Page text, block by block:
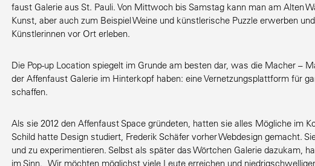
faust Galerie aus St. Pauli. Von Mittwoch bis Samstag kann man am Alten
Kunst, aber auch zum Beispiel Weine und künst­le­rische Puzzle erwerben
Künst­le­rinnen vor Ort erleben.
Die Pop-up Location spiegelt im Grunde am besten dar, was die Macher –
der Affen­faust Galerie im Hinterkopf haben: eine Vernet­zungs­plattform für
schaffen.
Als sie 2012 den Affen­faust Space gründeten, hatten sie alles Mögliche im
Schild hatte Design studiert, Frederik Schäfer vorher Webdesign gemacht.
und zu experi­men­tieren. Selbst als später das Wörtchen Galerie dazukam,
im Sinn. „Wir möchten möglichst viele Leute erreichen und